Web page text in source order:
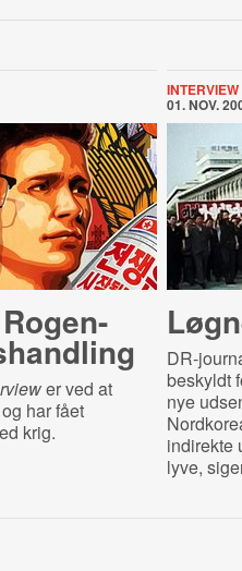
Rogen-
er ved at
har fået
krig.
INTERVIEW
01. NOV.
DR-
beskyldt
nye
indirekte
lyve,